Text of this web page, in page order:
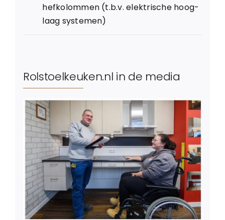
hefkolommen (t.b.v. elektrische hoog-
laag systemen)
Rolstoelkeuken.nl in de media